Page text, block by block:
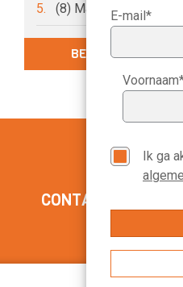
5. (8) Marike Bonhof
BEKIJK DE
E-mail*
Ik ga
CONTACT
020-